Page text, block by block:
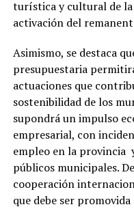
turística y cultural de
activación del
Asimismo, se destaca
presupuestaria
actuaciones que
sostenibilidad de los
supondrá un impulso
empresarial, con
empleo en la provincia
públicos municipales.
cooperación
que debe ser promovida